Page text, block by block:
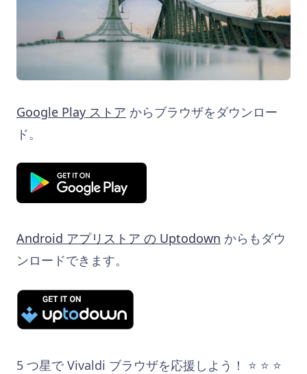
Google Play ストア からブラウザをダウンロー
ド。
Android アプリストア の Uptodown からもダウ
ンロードできます。
5 つ星で Vivaldi ブラウザを応援しよう！ ⭐️ ⭐️ ⭐️